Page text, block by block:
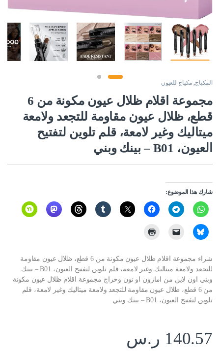
المكياج مكياج للعيون
مجموعة اقلام ظلال عيون مكونة من 6
قطع، ظلال عيون مقاومة للتجعد ولامعة
ميتاليك وغير لامعة، قلم تلوين لتفتيح
العيون، B01 – بينك وبني
شارك هذا الموضوع:
شراء مجموعة اقلام ظلال عيون مكونة من 6 قطع، ظلال عيون مقاومة
للتجعد ولامعة ميتاليك وغير لامعة، قلم تلوين لتفتيح العيون، B01 – بينك
وبني اون لاين من امازون او نون وحراج مجموعة اقلام ظلال عيون مكونة
من 6 قطع، ظلال عيون مقاومة للتجعد ولامعة ميتاليك وغير لامعة، قلم
تلوين لتفتيح العيون، B01 – بينك وبني
140.57 ر.س